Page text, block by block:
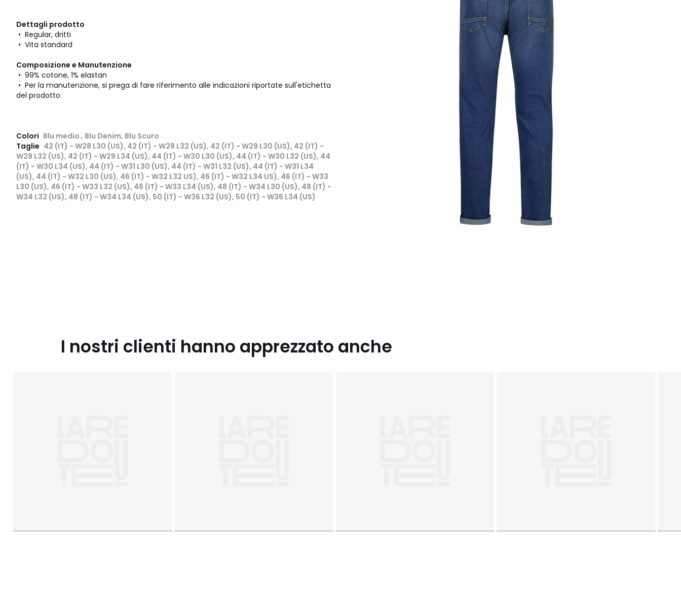
Dettagli prodotto
• Regular, dritti
• Vita standard
Composizione e Manutenzione
• 99% cotone, 1% elastan
• Per la manutenzione, si prega di fare riferimento alle indicazioni riportate sull'etichetta
del prodotto
Colori Blu medio , Blu Denim, Blu Scuro
Taglie 42 (IT) - W28 L30 (US), 42 (IT) - W28 L32 (US), 42 (IT) - W29 L30 (US), 42 (IT) -
W29 L32 (US), 42 (IT) - W29 L34 (US), 44 (IT) - W30 L30 (US), 44 (IT) - W30 L32 (US), 44
(IT) - W30 L34 (US), 44 (IT) - W31 L30 (US), 44 (IT) - W31 L32 (US), 44 (IT) - W31 L34
(US), 44 (IT) - W32 L30 (US), 46 (IT) - W32 L32 US), 46 (IT) - W32 L34 US), 46 (IT) - W33
L30 (US), 46 (IT) - W33 L32 (US), 46 (IT) - W33 L34 (US), 48 (IT) - W34 L30 (US), 48 (IT) -
W34 L32 (US), 48 (IT) - W34 L34 (US), 50 (IT) - W36 L32 (US), 50 (IT) - W36 L34 (US)
I nostri clienti hanno apprezzato anche